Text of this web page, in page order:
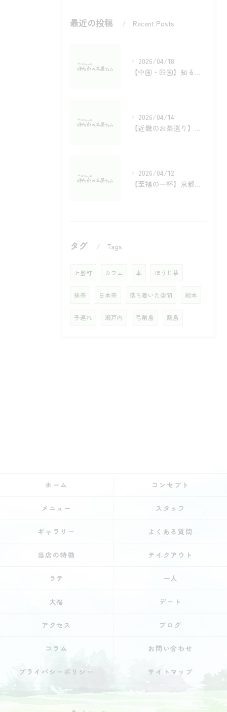
最近の投稿 Recent Posts
2026/04/18
【中国・四国】知る人ぞ知る銘茶の宝庫！旅するように楽しむお茶巡り
2026/04/14
【近畿のお茶巡り】歴史と風土が育む名茶4選（大和・川添・丹波・母子）
2026/04/12
【至福の一杯】京都・宇治茶の歴史と老舗が贈る「究極の銘茶」巡り
タグ Tags
上島町 カフェ 本 ほうじ茶
抹茶 日本茶 落ち着いた空間 絵本
子連れ 瀬戸内 弓削島 離島
ホーム コンセプト
メニュー スタッフ
ギャラリー よくある質問
当店の特徴 テイクアウト
ラテ 一人
大福 デート
アクセス ブログ
コラム お問い合わせ
プライバシーポリシー サイトマップ